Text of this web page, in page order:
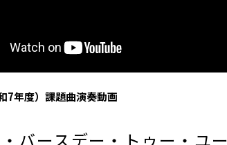
7年度）課題曲演奏動画
バースデー・トゥー・ユー